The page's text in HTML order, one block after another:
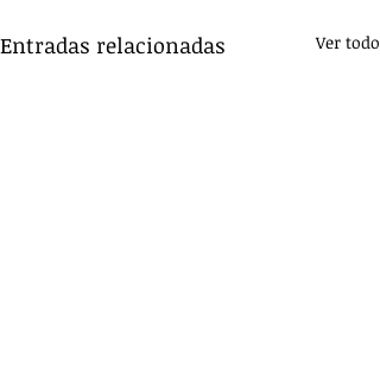
Entradas relacionadas Ver todo